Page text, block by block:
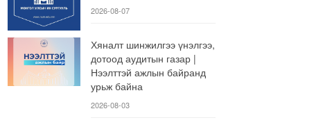
2026-08-07
Хяналт шинжилгээ үнэлгээ,
дотоод аудитын газар |
Нээлттэй ажлын байранд
урьж байна
2026-08-03